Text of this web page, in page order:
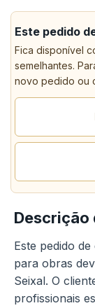
Este pedido
Fica disponível
semelhantes.
novo pedido ou
Descrição
Este pedido
para obras
Seixal. O
profissionais